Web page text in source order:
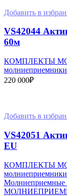
Добавить в
VS42044
60м
КОМПЛЕКТЫ
220 000₽
Добавить в
VS42051
EU
КОМПЛЕКТЫ
Молниеприемные